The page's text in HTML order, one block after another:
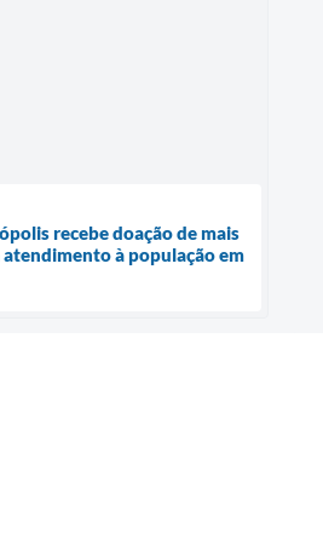
recebe doação de mais
à população em